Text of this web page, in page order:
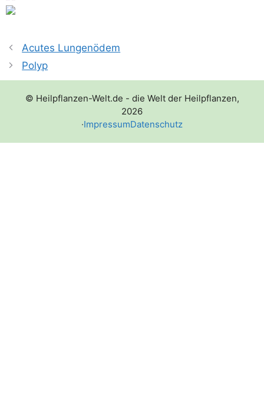
Acutes Lungenödem
Polyp
© Heilpflanzen-Welt.de - die Welt der Heilpflanzen,
2026
·ImpressumDatenschutz